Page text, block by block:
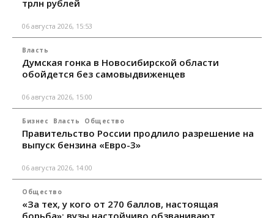
трлн рублей
06 августа 2026, 15:53
Власть
Думская гонка в Новосибирской области
обойдется без самовыдвиженцев
06 августа 2026, 15:00
Бизнес Власть Общество
Правительство России продлило разрешение на
выпуск бензина «Евро-3»
06 августа 2026, 14:00
Общество
«За тех, у кого от 270 баллов, настоящая
борьба»: вузы настойчиво обзванивают